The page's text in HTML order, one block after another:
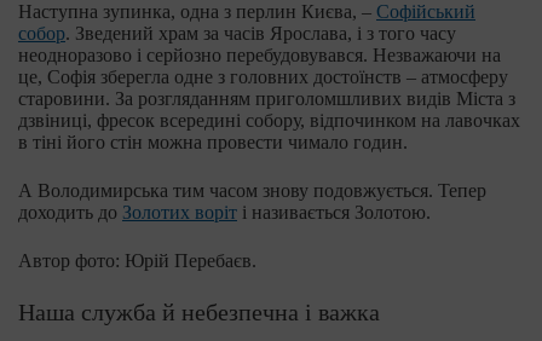
Наступна зупинка, одна з перлин Києва, – Софійський
собор. Зведений храм за часів Ярослава, і з того часу
неодноразово і серйозно перебудовувався. Незважаючи на
це, Софія зберегла одне з головних достоїнств – атмосферу
старовини. За розгляданням приголомшливих видів Міста з
дзвіниці, фресок всередині собору, відпочинком на лавочках
в тіні його стін можна провести чимало годин.
А Володимирська тим часом знову подовжується. Тепер
доходить до Золотих воріт і називається Золотою.
Автор фото: Юрій Перебаєв.
Наша служба й небезпечна і важка